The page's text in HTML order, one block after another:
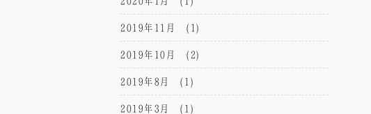
2019年11月 (1)
2019年10月 (2)
2019年8月 (1)
2019年3月 (1)